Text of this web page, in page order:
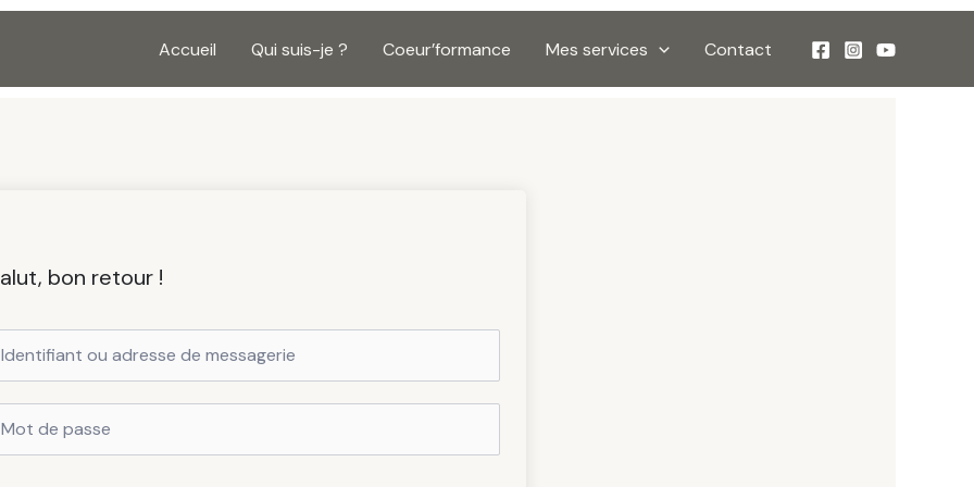
Accueil Qui suis-je ? Coeur’formance Mes services Contact
bon retour !